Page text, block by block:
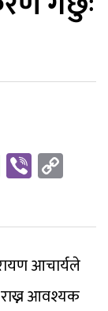
WhatsApp
Viber
Link
आचार्यले
राख्न आवश्यक